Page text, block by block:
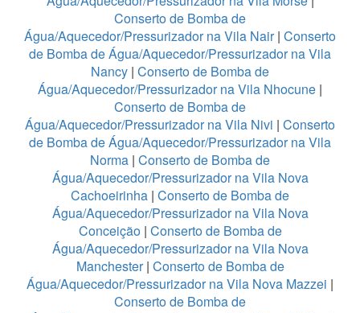
Conserto de Bomba de
Água/Aquecedor/Pressurizador na Vila Nair| Conserto
de Bomba de Água/Aquecedor/Pressurizador na Vila
Nancy | Conserto de Bomba de
Água/Aquecedor/Pressurizador na Vila Nhocune |
Conserto de Bomba de
Água/Aquecedor/Pressurizador na Vila Nivi | Conserto
de Bomba de Água/Aquecedor/Pressurizador na Vila
Norma | Conserto de Bomba de
Água/Aquecedor/Pressurizador na Vila Nova
Cachoeirinha | Conserto de Bomba de
Água/Aquecedor/Pressurizador na Vila Nova
Conceição| Conserto de Bomba de
Água/Aquecedor/Pressurizador na Vila Nova
Manchester| Conserto de Bomba de
Água/Aquecedor/Pressurizador na Vila Nova Mazzei |
Conserto de Bomba de